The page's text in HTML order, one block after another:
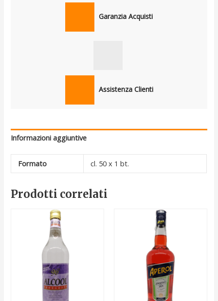
Garanzia Acquisti
Assistenza Clienti
Informazioni aggiuntive
Formato cl. 50 x 1 bt.
Prodotti correlati